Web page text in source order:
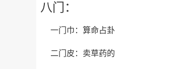
八门：
一门巾：算命占卦
二门皮：卖草药的